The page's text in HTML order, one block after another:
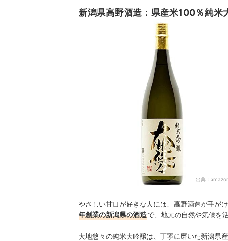
新潟県高野酒造：県産米100％純米
出典：
やさしい甘口が好きな人には、高野酒造が手が
年創業の新潟県の酒造で、地元の自然や気候を
大地悠々の純米大吟醸は、丁寧に磨いた新潟県